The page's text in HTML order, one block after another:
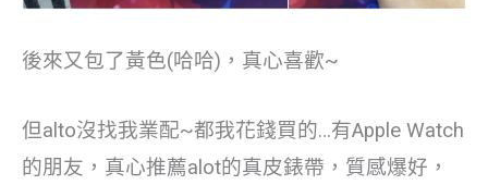
後來又包了黃色(哈哈)，真心喜歡~
但alto沒找我業配~都我花錢買的…有Apple Watch
的朋友，真心推薦alot的真皮錶帶，質感爆好，